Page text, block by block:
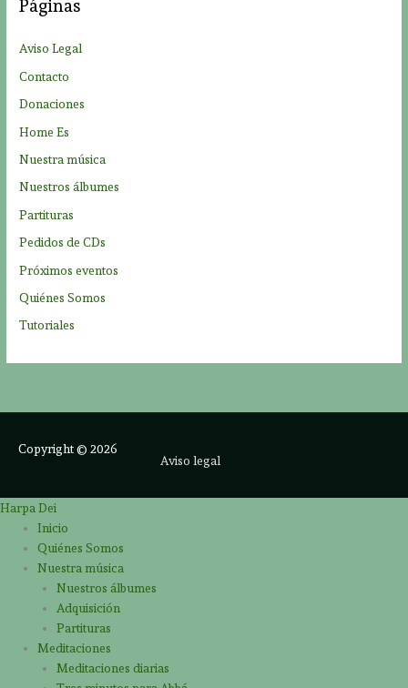
r
:
Páginas
Aviso Legal
Contacto
Donaciones
Home Es
Nuestra música
Nuestros álbumes
Partituras
Pedidos de CDs
Próximos eventos
Quiénes Somos
Tutoriales
Copyright © 2026
Aviso legal
Harpa Dei
Inicio
Quiénes Somos
Nuestra música
Nuestros álbumes
Adquisición
Partituras
Meditaciones
Meditaciones diarias